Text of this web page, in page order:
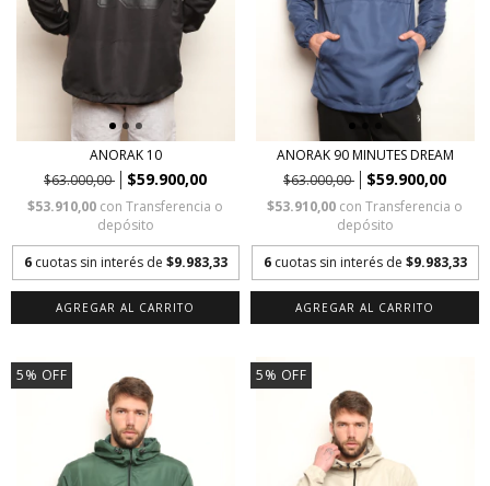
ANORAK 10
$63.000,00
$59.900,00
$53.910,00 con Transferencia o
depósito
6 cuotas sin interés de $9.983,33
AGREGAR AL CARRITO
ANORAK 90 MINUTES DREAM
$63.000,00
$59.900,00
$53.910,00 con Transferencia o
depósito
6 cuotas sin interés de $9.983,33
AGREGAR AL CARRITO
5% OFF 5% OFF